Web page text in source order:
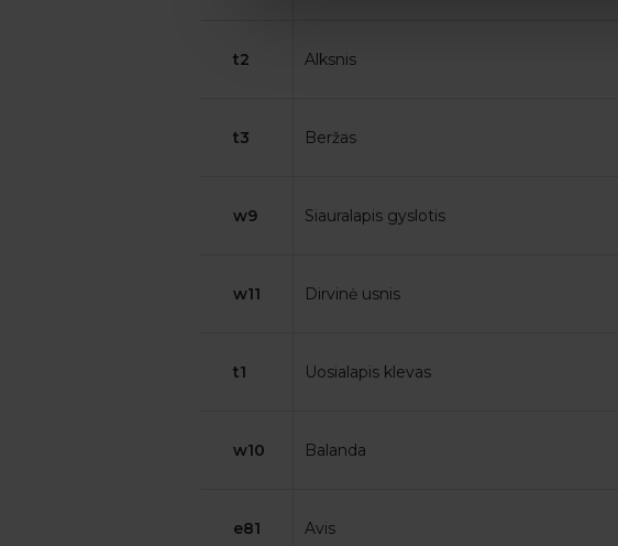
t2 Alksnis
t3 Beržas
w9 Siauralapis gyslotis
w11 Dirvinė usnis
t1 Uosialapis klevas
w10 Balanda
e81 Avis